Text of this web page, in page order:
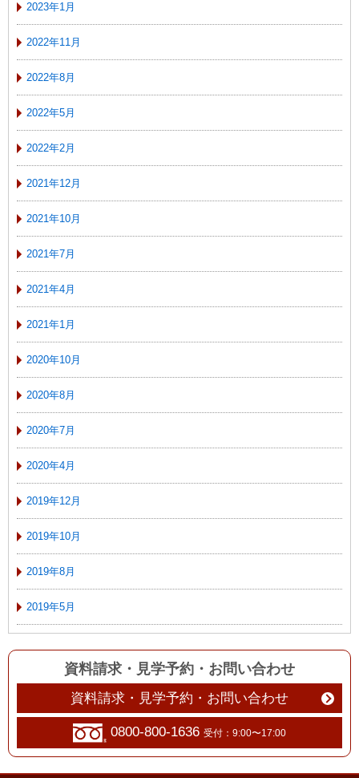
2023年1月
2022年11月
2022年8月
2022年5月
2022年2月
2021年12月
2021年10月
2021年7月
2021年4月
2021年1月
2020年10月
2020年8月
2020年7月
2020年4月
2019年12月
2019年10月
2019年8月
2019年5月
資料請求・見学予約 ・ お問い合わせ
資料請求・見学予約・お問い合わせ
0800-800-1636 受付：9:00〜17:00